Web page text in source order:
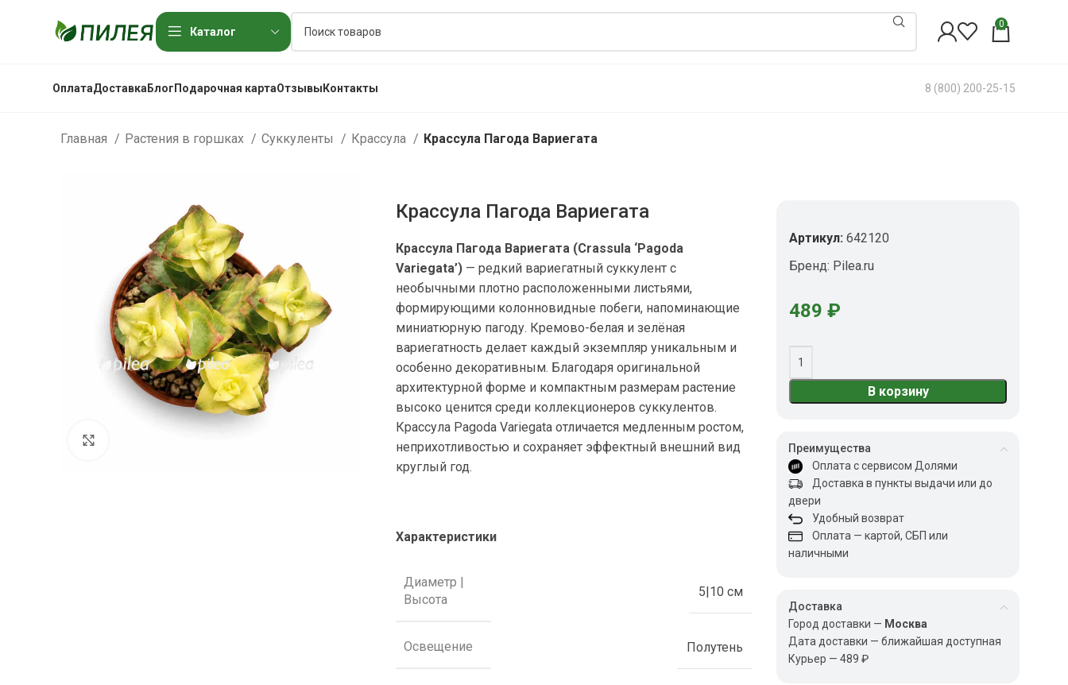
Каталог
0
ОплатаДоставка Блог Подарочная картаОтзывы Контакты 8 (800) 200-25-15
Главная Растения в горшках Суккуленты Крассула Крассула Пагода Вариегата
Крассула Пагода Вариегата
Крассула Пагода Вариегата (Crassula ‘Pagoda
Variegata’) — редкий вариегатный суккулент с
необычными плотно расположенными листьями,
формирующими колонновидные побеги, напоминающие
миниатюрную пагоду. Кремово-белая и зелёная
вариегатность делает каждый экземпляр уникальным и
особенно декоративным. Благодаря оригинальной
архитектурной форме и компактным размерам растение
высоко ценится среди коллекционеров суккулентов.
Крассула Pagoda Variegata отличается медленным ростом,
неприхотливостью и сохраняет эффектный внешний вид
круглый год.
Характеристики
Диаметр |
Высота
5|10 см
Освещение Полутень
Артикул:642120
Бренд: Pilea.ru
489₽
В корзину
Преимущества
Оплата с сервисом Долями
Доставка в пункты выдачи или до
двери
Удобный возврат
Оплата — картой, СБП или
наличными
Доставка
Город доставки — Москва
Дата доставки — ближайшая доступная
Курьер — 489 ₽